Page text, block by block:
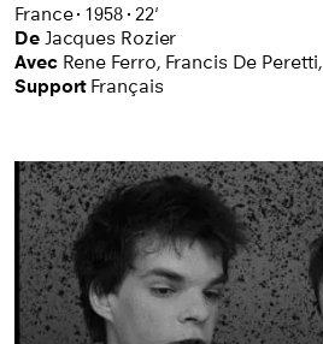
France 1958 22'
De Jacques Rozier
Avec Rene Ferro, Francis De Peretti,
Support Français